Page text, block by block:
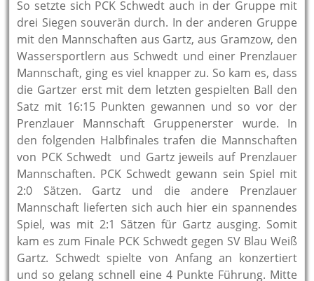
So setzte sich PCK Schwedt auch in der Gruppe mit
drei Siegen souverän durch. In der anderen Gruppe
mit den Mannschaften aus Gartz, aus Gramzow, den
Wassersportlern aus Schwedt und einer Prenzlauer
Mannschaft, ging es viel knapper zu. So kam es, dass
die Gartzer erst mit dem letzten gespielten Ball den
Satz mit 16:15 Punkten gewannen und so vor der
Prenzlauer Mannschaft Gruppenerster wurde. In
den folgenden Halbfinales trafen die Mannschaften
von PCK Schwedt und Gartz jeweils auf Prenzlauer
Mannschaften. PCK Schwedt gewann sein Spiel mit
2:0 Sätzen. Gartz und die andere Prenzlauer
Mannschaft lieferten sich auch hier ein spannendes
Spiel, was mit 2:1 Sätzen für Gartz ausging. Somit
kam es zum Finale PCK Schwedt gegen SV Blau Weiß
Gartz. Schwedt spielte von Anfang an konzertiert
und so gelang schnell eine 4 Punkte Führung. Mitte